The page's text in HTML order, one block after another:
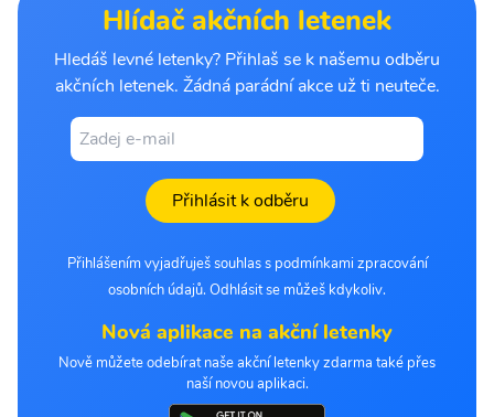
Hlídač akčních letenek
Hledáš levné letenky? Přihlaš se k našemu odběru
akčních letenek. Žádná parádní akce už ti neuteče.
Přihlásit k odběru
Přihlášením vyjadřuješ souhlas s podmínkami zpracování
osobních údajů. Odhlásit se můžeš kdykoliv.
Nová aplikace na akční letenky
Nově můžete odebírat naše akční letenky zdarma také přes
naší novou aplikaci.